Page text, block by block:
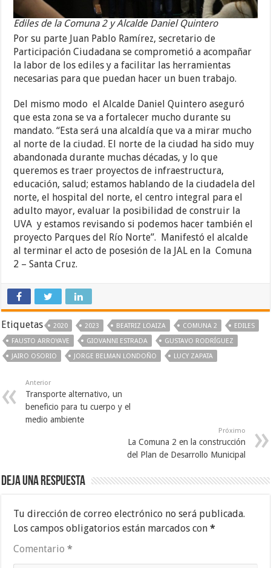
Ediles de la Comuna 2 y Alcalde Daniel Quintero
Por su parte Juan Pablo Ramírez, secretario de
Participación Ciudadana se comprometió a acompañar
la labor de los ediles y a facilitar las herramientas
necesarias para que puedan hacer un buen trabajo.
Del mismo modo el Alcalde Daniel Quintero aseguró
que esta zona se va a fortalecer mucho durante su
mandato. “Esta será una alcaldía que va a mirar mucho
al norte de la ciudad. El norte de la ciudad ha sido muy
abandonada durante muchas décadas, y lo que
queremos es traer proyectos de infraestructura,
educación, salud; estamos hablando de la ciudadela del
norte, el hospital del norte, el centro integral para el
adulto mayor, evaluar la posibilidad de construir la
UVA y estamos revisando si podemos hacer también el
proyecto Parques del Río Norte”. Manifestó el alcalde
al terminar el acto de posesión de la JAL en la Comuna
2 – Santa Cruz.
Etiquetas 2020 2023 BEATRIZ LOAIZA COMUNA 2
EDILES
FAUSTO ARROYAVE
GIOVANNI ESTRADA
GUSTAVO RODRÍGUEZ
JAIRO OSORIO
JORGE BELMAN LONDOÑO LUCY ZAPATA
Anterior
Transporte alternativo, un
beneficio para tu cuerpo y el
medio ambiente
Próximo
La Comuna 2 en la construcción
del Plan de Desarrollo Municipal
Deja una respuesta
Tu dirección de correo electrónico no será publicada.
Los campos obligatorios están marcados con*
Comentario*